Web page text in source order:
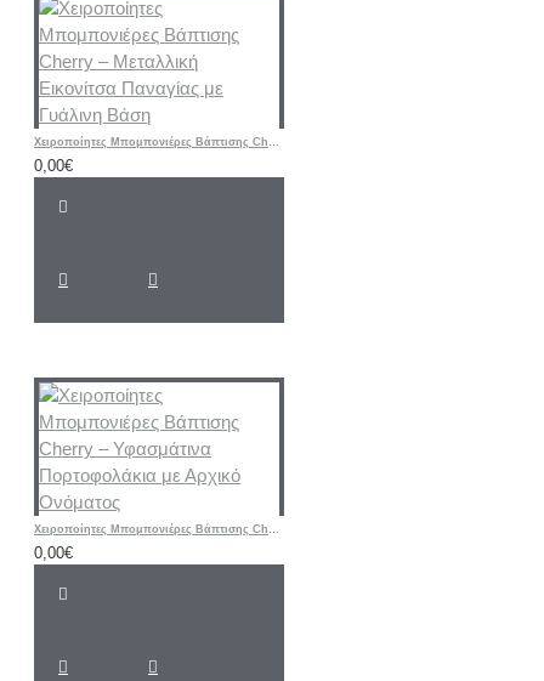
Χειροποίητες Μπομπονιέρες Βάπτισης Cherry – Μεταλλική Εικονίτσα Παναγίας με Γυάλινη Βάση
0,00€
Χειροποίητες Μπομπονιέρες Βάπτισης Cherry – Υφασμάτινα Πορτοφολάκια με Αρχικό Ονόματος
0,00€